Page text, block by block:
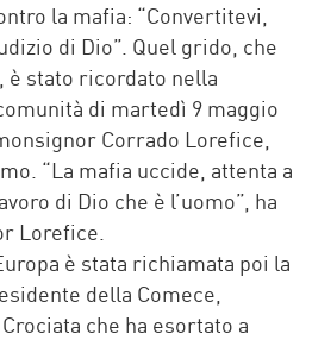
la mafia: “Convertitevi,
di Dio”. Quel grido, che
è stato ricordato nella
di martedì 9 maggio
Corrado Lorefice,
“La mafia uccide, attenta a
di Dio che è l’uomo”, ha
Lorefice.
è stata richiamata poi la
della Comece,
che ha esortato a